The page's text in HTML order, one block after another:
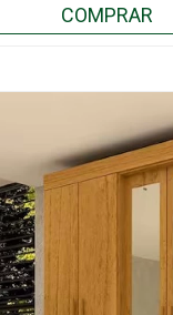
COMPRAR